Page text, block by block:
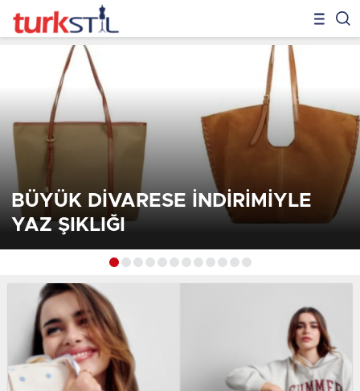
BÜYÜK DİVARESE İNDİRİMİYLE
YAZ ŞIKLIĞI